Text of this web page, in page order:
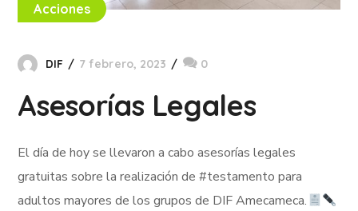
Acciones
DIF 7 febrero, 2023 0
Asesorías Legales
El día de hoy se llevaron a cabo asesorías legales
gratuitas sobre la realización de #testamento para
adultos mayores de los grupos de DIF Amecameca.